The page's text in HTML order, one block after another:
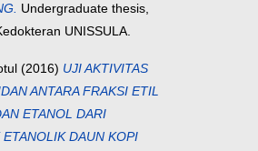
Undergraduate thesis,
UNISSULA.
(2016) UJI AKTIVITAS
ANTARA FRAKSI ETIL
ETANOL DARI
ETANOLIK DAUN KOPI